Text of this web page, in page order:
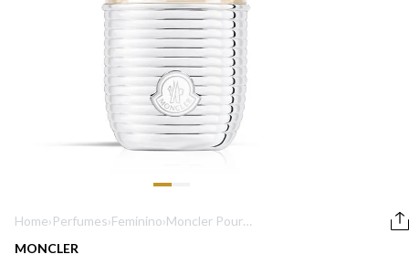
Home›Perfumes›Feminino›Moncler Pour
MONCLER
6 º
versace
7
libre
8
bvlgari
lancôme
10
boss